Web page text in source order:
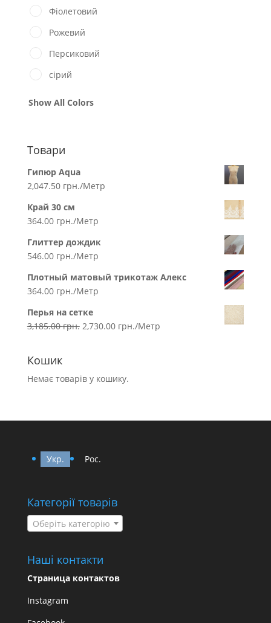
Фіолетовий
Рожевий
Персиковий
сірий
Show All Colors
Товари
Гипюр Aqua
2,047.50 грн./Метр
Край 30 см
364.00 грн./Метр
Глиттер дождик
546.00 грн./Метр
Плотный матовый трикотаж Алекс
364.00 грн./Метр
Перья на сетке
3,185.00грн. 2,730.00 грн./Метр
Кошик
Немає товарів у кошику.
Укр. Рос.
Категорії товарів
Оберіть категорію
Наші контакти
Страница контактов
Instagram